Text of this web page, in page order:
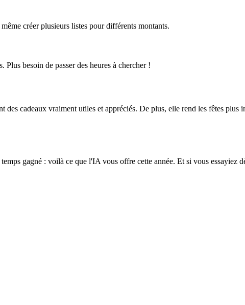
créer plusieurs listes pour différents montants.
besoin de passer des heures à chercher !
cadeaux vraiment utiles et appréciés. De plus, elle rend les fêtes plus
gagné : voilà ce que l'IA vous offre cette année. Et si vous essayiez